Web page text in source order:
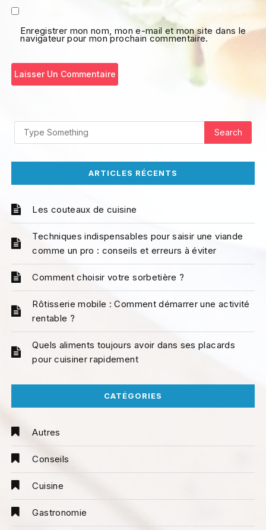
Enregistrer mon nom, mon e-mail et mon site dans le
navigateur pour mon prochain commentaire.
ARTICLES RÉCENTS
Les couteaux de cuisine
Techniques indispensables pour saisir une viande
comme un pro : conseils et erreurs à éviter
Comment choisir votre sorbetière ?
Rôtisserie mobile : Comment démarrer une activité
rentable ?
Quels aliments toujours avoir dans ses placards
pour cuisiner rapidement
CATÉGORIES
Autres
Conseils
Cuisine
Gastronomie